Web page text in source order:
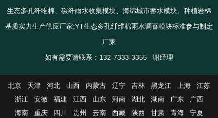
生态多孔纤维棉、碳纤雨水收集模块、海绵城市蓄水模块、种植岩棉
基质实力生产供应厂家;YT生态多孔纤维棉雨水调蓄模块标准参与制定
厂家
如有需要请联系：132-7333-3355 谢经理
北京 天津 河北 山西 内蒙古 辽宁 吉林 黑龙江 上海
江苏
浙江
安徽 福建 江西 山东 河南 湖北 湖南 广东
广西
海南
重庆 四川 贵州 云南 西藏 陕西 甘肃 青海 宁夏